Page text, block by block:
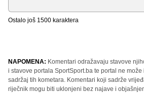
Ostalo još 1500 karaktera
NAPOMENA: Komentari odražavaju stavove
i stavove portala SportSport.ba te portal ne
sadržaj tih kometara. Komentari koji sadrže
riječnik mogu biti uklonjeni bez najave i